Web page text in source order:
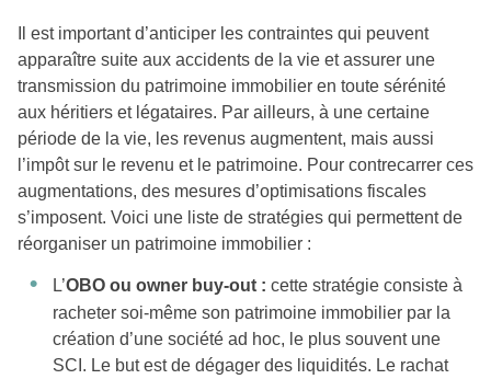
Il est important d’anticiper les contraintes qui peuvent
apparaître suite aux accidents de la vie et assurer une
transmission du patrimoine immobilier en toute sérénité
aux héritiers et légataires. Par ailleurs, à une certaine
période de la vie, les revenus augmentent, mais aussi
l’impôt sur le revenu et le patrimoine. Pour contrecarrer ces
augmentations, des mesures d’optimisations fiscales
s’imposent. Voici une liste de stratégies qui permettent de
réorganiser un patrimoine immobilier :
L’OBO ou owner buy-out : cette stratégie consiste à
racheter soi-même son patrimoine immobilier par la
création d’une société ad hoc, le plus souvent une
SCI. Le but est de dégager des liquidités. Le rachat